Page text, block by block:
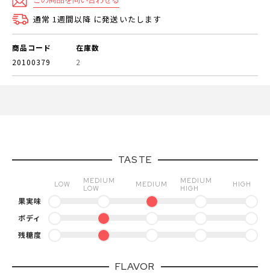
通常 1週間以降 に発送いたします
商品コード
20100379
在庫数
2
TASTE
LOW
MEDIUM
LOW
MEDIUM
MEDIUM
HIGH
HIGH
果実味
ボディ
残糖度
FLAVOR